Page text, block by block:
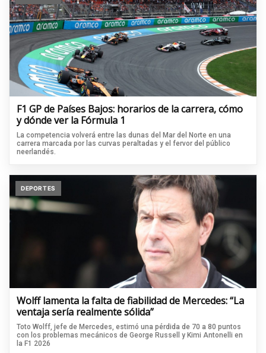
F1 GP de Países Bajos: horarios de la carrera, cómo
y dónde ver la Fórmula 1
La competencia volverá entre las dunas del Mar del Norte en una
carrera marcada por las curvas peraltadas y el fervor del público
neerlandés.
DEPORTES
Wolff lamenta la falta de fiabilidad de Mercedes: “La
ventaja sería realmente sólida”
Toto Wolff, jefe de Mercedes, estimó una pérdida de 70 a 80 puntos
con los problemas mecánicos de George Russell y Kimi Antonelli en
la F1 2026